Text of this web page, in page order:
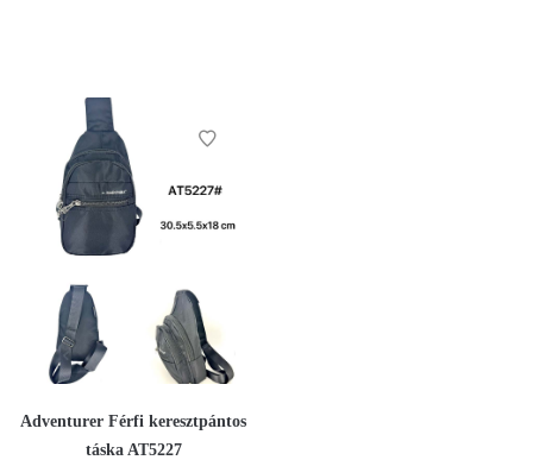
Adventurer Férfi keresztpántos
táska AT5227